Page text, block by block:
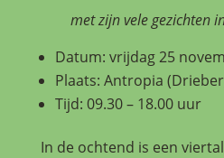
met zijn vele gezichten
Datum: vrijdag 25
Plaats: Antropia
Tijd: 09.30 – 18.00 uur
In de ochtend is een